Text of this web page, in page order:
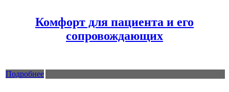
Комфорт для пациента и его
сопровождающих
Подробнее